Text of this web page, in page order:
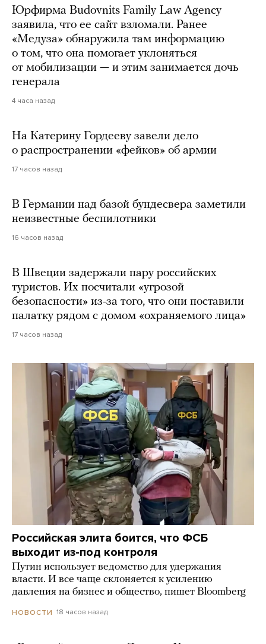
Юрфирма Budovnits Family Law Agency
заявила, что ее сайт взломали. Ранее
«Медуза» обнаружила там информацию
о том, что она помогает уклоняться
от мобилизации — и этим занимается дочь
генерала
4 часа назад
На Катерину Гордееву завели дело
о распространении «фейков» об армии
17 часов назад
В Германии над базой бундесвера заметили
неизвестные беспилотники
16 часов назад
В Швеции задержали пару российских
туристов. Их посчитали «угрозой
безопасности» из-за того, что они поставили
палатку рядом с домом «охраняемого лица»
17 часов назад
Российская элита боится, что ФСБ
выходит из-под контроля
Путин использует ведомство для удержания
власти. И все чаще склоняется к усилению
давления на бизнес и общество, пишет Bloomberg
НОВОСТИ 18 часов назад